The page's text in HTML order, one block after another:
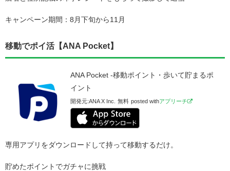
キャンペーン期間：8月下旬から11月
移動でポイ活【ANA Pocket】
ANA Pocket -移動ポイント・歩いて貯まるポ
イント
開発元:ANA X Inc. 無料 posted withアプリーチ
専用アプリをダウンロードして持って移動するだけ。
貯めたポイントでガチャに挑戦